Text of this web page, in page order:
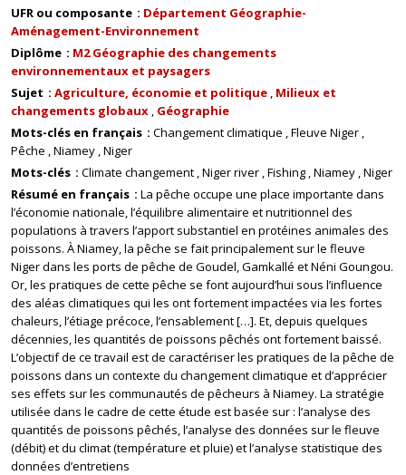
UFR ou composante
Département Géographie-
Aménagement-Environnement
Diplôme
M2 Géographie des changements
environnementaux et paysagers
Sujet
Agriculture, économie et politique Milieux et
changements globaux Géographie
Mots-clés en français
Changement climatique Fleuve Niger
Pêche Niamey Niger
Mots-clés
Climate changement Niger river Fishing Niamey Niger
Résumé en français
La pêche occupe une place importante dans
l’économie nationale, l’équilibre alimentaire et nutritionnel des
populations à travers l’apport substantiel en protéines animales des
poissons. À Niamey, la pêche se fait principalement sur le fleuve
Niger dans les ports de pêche de Goudel, Gamkallé et Néni Goungou.
Or, les pratiques de cette pêche se font aujourd’hui sous l’influence
des aléas climatiques qui les ont fortement impactées via les fortes
chaleurs, l’étiage précoce, l’ensablement […]. Et, depuis quelques
décennies, les quantités de poissons pêchés ont fortement baissé.
L’objectif de ce travail est de caractériser les pratiques de la pêche de
poissons dans un contexte du changement climatique et d’apprécier
ses effets sur les communautés de pêcheurs à Niamey. La stratégie
utilisée dans le cadre de cette étude est basée sur : l’analyse des
quantités de poissons pêchés, l’analyse des données sur le fleuve
(débit) et du climat (température et pluie) et l’analyse statistique des
données d’entretiens